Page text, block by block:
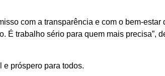
com a transparência e com o bem-estar
É trabalho sério para quem mais precisa”,
e próspero para todos.